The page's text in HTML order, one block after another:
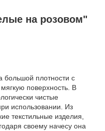
на розовом"
большой плотности с
поверхность. В
чистые
использовании. Из
текстильные изделия,
своему начесу она